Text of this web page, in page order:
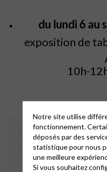
du lundi 6 au
exposition de
10h-
Notre site utilise
fonctionnement.
déposés par des
statistique pour nous
une meilleure
Si vous souhaitez